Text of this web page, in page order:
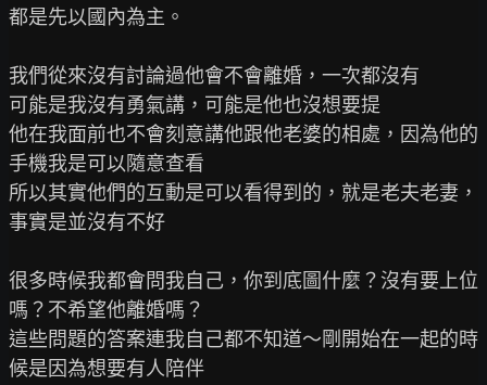
都是先以國內為主。
我們從來沒有討論過他會不會離婚，一次都沒有
可能是我沒有勇氣講，可能是他也沒想要提
他在我面前也不會刻意講他跟他老婆的相處，因為他的
手機我是可以隨意查看
所以其實他們的互動是可以看得到的，就是老夫老妻，
事實是並沒有不好
很多時候我都會問我自己，你到底圖什麼？沒有要上位
嗎？不希望他離婚嗎？
這些問題的答案連我自己都不知道～剛開始在一起的時
候是因為想要有人陪伴